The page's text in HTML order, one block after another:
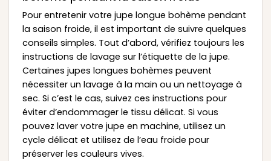
Pour entretenir votre jupe longue bohème pendant
la saison froide, il est important de suivre quelques
conseils simples. Tout d’abord, vérifiez toujours les
instructions de lavage sur l’étiquette de la jupe.
Certaines jupes longues bohèmes peuvent
nécessiter un lavage à la main ou un nettoyage à
sec. Si c’est le cas, suivez ces instructions pour
éviter d’endommager le tissu délicat. Si vous
pouvez laver votre jupe en machine, utilisez un
cycle délicat et utilisez de l’eau froide pour
préserver les couleurs vives.